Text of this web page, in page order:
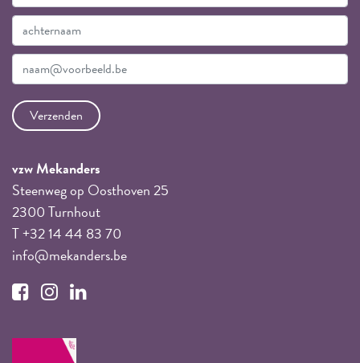
vzw Mekanders
Steenweg op Oosthoven 25
2300 Turnhout
T +32 14 44 83 70
info@mekanders.be